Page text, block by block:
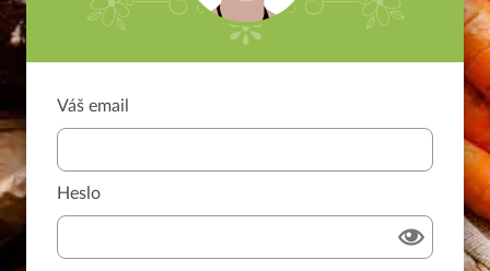
Váš email
Heslo